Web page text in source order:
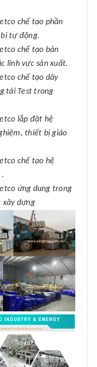
chế tạo phần
tự động.
chế tạo bàn
lĩnh vực sản xuất.
chế tạo dây
tải Test trong
lắp đặt hệ
thiết bị giáo
chế tạo hệ
.
ứng dung trong
xây dựng